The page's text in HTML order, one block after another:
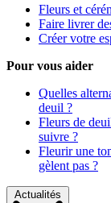
Fleurs et
Faire livrer
Créer votre
Pour vous aider
Quelles
deuil ?
Fleurs de
suivre ?
Fleurir une
gèlent pas ?
Actualités